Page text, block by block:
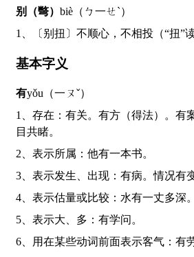
别（彆） biè（ㄅ一ㄝˋ）
1、〔别扭〕不顺心，不相投（“扭”
基本字义
有yǒu（一ㄡˇ）
1、存在：有关。有方（得法）。有案可稽。有备无患。有
目共睹。
2、表示所属：他有一本书。
3、表示发生、出现：有病。情况有
4、表示估量或比较：水有一丈多深。
5、表示大、多：有学问。
6、用在某些动词前面表示客气：有